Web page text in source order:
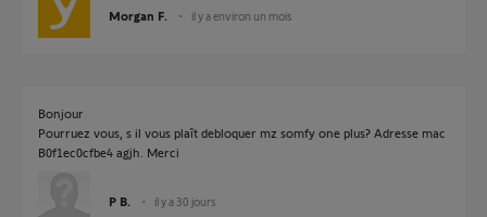
Morgan F. il y a environ un mois
Bonjour
Pourruez vous, s il vous plaît debloquer mz somfy one plus? Adresse mac
B0f1ec0cfbe4 agjh. Merci
P B. il y a 30 jours